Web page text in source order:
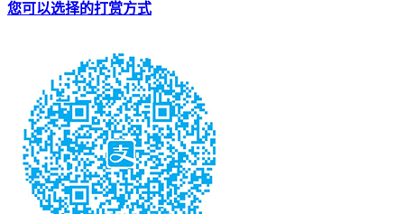
您可以选择的打赏方式